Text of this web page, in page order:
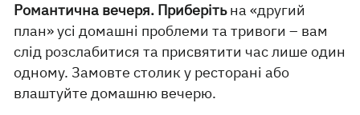
Романтична вечеря. Приберітьна «другий
план» усі домашні проблеми та тривоги – вам
слід розслабитися та присвятити час лише один
одному. Замовте столик у ресторані або
влаштуйте домашню вечерю.